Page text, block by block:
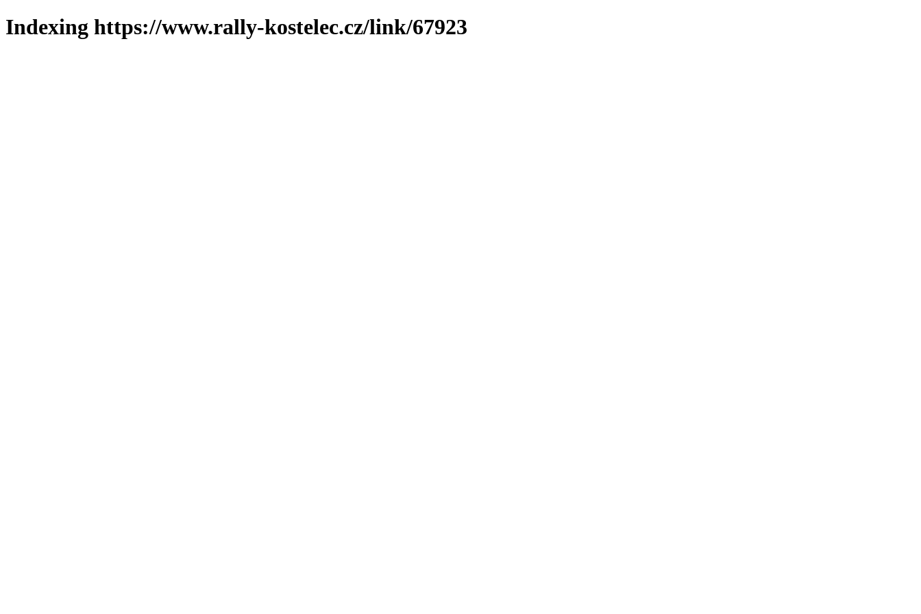
Indexing https://www.rally-kostelec.cz/link/67923